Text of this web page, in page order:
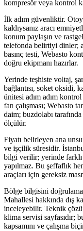
kompresör veya kontrol
İlk adım güvenliktir.
kaldıysanız aracı
konum paylaşın ve
telefonda belirtiyi dinler;
basınç testi, Webasto
doğru ekipmanı hazırlar.
Yerinde teşhiste voltaj,
bağlantısı, soket oksidi,
ünitesi adım adım
fan çalışması; Webasto
daim; buzdolabı
ölçülür.
Fiyatı belirleyen ana
ve işçilik süresidir.
bilgi verilir; yerinde farklı
yapılmaz. Bu şeffaflık
araçları için gereksiz
Bölge bilgisini
Mahallesi hakkında dış
inceleyebilir. Teknik
klima servisi sayfasıdır;
kapsamını ve çalışma